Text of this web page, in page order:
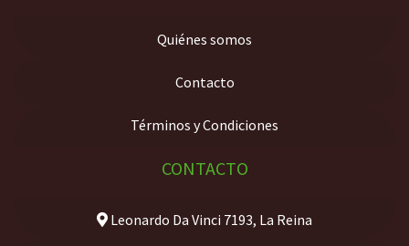
Quiénes somos
Contacto
Términos y Condiciones
CONTACTO
Leonardo Da Vinci 7193, La Reina